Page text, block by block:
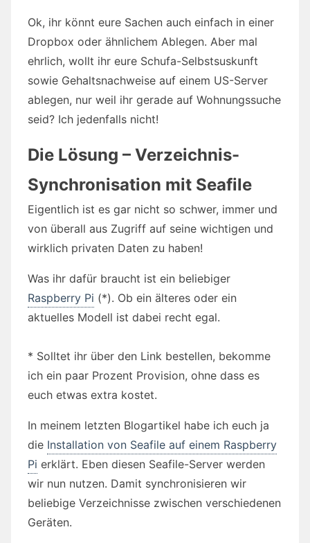
Ok, ihr könnt eure Sachen auch einfach in einer
Dropbox oder ähnlichem Ablegen. Aber mal
ehrlich, wollt ihr eure Schufa-Selbstsuskunft
sowie Gehaltsnachweise auf einem US-Server
ablegen, nur weil ihr gerade auf Wohnungssuche
seid? Ich jedenfalls nicht!
Die Lösung – Verzeichnis-
Synchronisation mit Seafile
Eigentlich ist es gar nicht so schwer, immer und
von überall aus Zugriff auf seine wichtigen und
wirklich privaten Daten zu haben!
Was ihr dafür braucht ist ein beliebiger
Raspberry Pi (*). Ob ein älteres oder ein
aktuelles Modell ist dabei recht egal.
* Solltet ihr über den Link bestellen, bekomme
ich ein paar Prozent Provision, ohne dass es
euch etwas extra kostet.
In meinem letzten Blogartikel habe ich euch ja
die Installation von Seafile auf einem Raspberry
Pi erklärt. Eben diesen Seafile-Server werden
wir nun nutzen. Damit synchronisieren wir
beliebige Verzeichnisse zwischen verschiedenen
Geräten.